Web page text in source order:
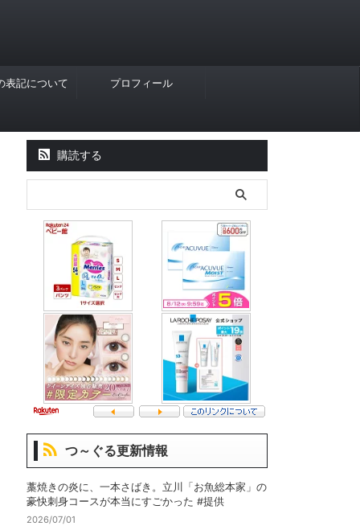
表記について プロフィール
購読する
つ～ぐる更新情報
藁焼きの炎に、一本さばき。立川「お魚総本家」の
豪快刺身コースが本当にすごかった #提供
2026/07/01